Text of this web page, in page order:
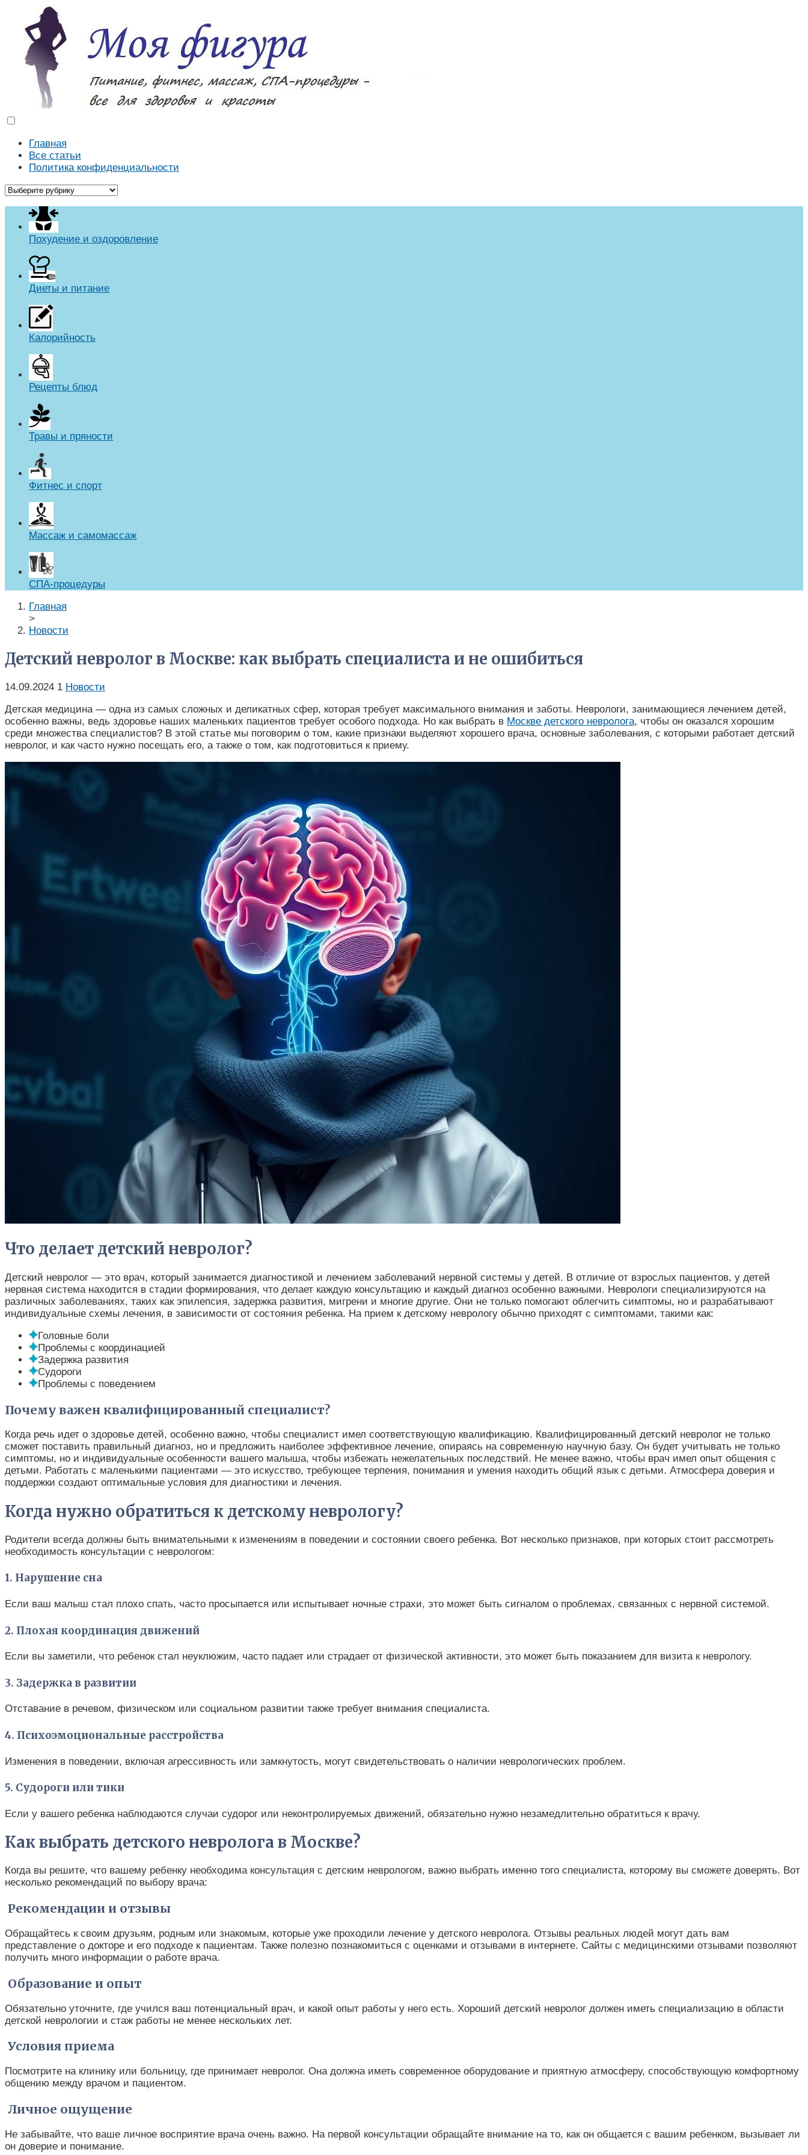
Моя фигура
Как похудеть в домашних условиях. Массаж, диеты, рецепты, фитнес, спа-процедуры
Главная
Все статьи
Политика конфиденциальности
Похудение и оздоровление
Диеты и питание
Калорийность
Рецепты блюд
Травы и пряности
Фитнес и спорт
Массаж и самомассаж
СПА-процедуры
Главная
>
Новости
Детский невролог в Москве: как выбрать специалиста и не ошибиться
14.09.2024 1 Новости
Детская медицина — одна из самых сложных и деликатных сфер, которая требует максимального внимания и заботы. Неврологи, занимающиеся лечением детей,
особенно важны, ведь здоровье наших маленьких пациентов требует особого подхода. Но как выбрать в Москве детского невролога, чтобы он оказался хорошим
среди множества специалистов? В этой статье мы поговорим о том, какие признаки выделяют хорошего врача, основные заболевания, с которыми работает детский
невролог, и как часто нужно посещать его, а также о том, как подготовиться к приему.
Что делает детский невролог?
Детский невролог — это врач, который занимается диагностикой и лечением заболеваний нервной системы у детей. В отличие от взрослых пациентов, у детей
нервная система находится в стадии формирования, что делает каждую консультацию и каждый диагноз особенно важными. Неврологи специализируются на
различных заболеваниях, таких как эпилепсия, задержка развития, мигрени и многие другие. Они не только помогают облегчить симптомы, но и разрабатывают
индивидуальные схемы лечения, в зависимости от состояния ребенка. На прием к детскому неврологу обычно приходят с симптомами, такими как:
Головные боли
Проблемы с координацией
Задержка развития
Судороги
Проблемы с поведением
Почему важен квалифицированный специалист?
Когда речь идет о здоровье детей, особенно важно, чтобы специалист имел соответствующую квалификацию. Квалифицированный детский невролог не только
сможет поставить правильный диагноз, но и предложить наиболее эффективное лечение, опираясь на современную научную базу. Он будет учитывать не только
симптомы, но и индивидуальные особенности вашего малыша, чтобы избежать нежелательных последствий. Не менее важно, чтобы врач имел опыт общения с
детьми. Работать с маленькими пациентами — это искусство, требующее терпения, понимания и умения находить общий язык с детьми. Атмосфера доверия и
поддержки создают оптимальные условия для диагностики и лечения.
Когда нужно обратиться к детскому неврологу?
Родители всегда должны быть внимательными к изменениям в поведении и состоянии своего ребенка. Вот несколько признаков, при которых стоит рассмотреть
необходимость консультации с неврологом:
1. Нарушение сна
Если ваш малыш стал плохо спать, часто просыпается или испытывает ночные страхи, это может быть сигналом о проблемах, связанных с нервной системой.
2. Плохая координация движений
Если вы заметили, что ребенок стал неуклюжим, часто падает или страдает от физической активности, это может быть показанием для визита к неврологу.
3. Задержка в развитии
Отставание в речевом, физическом или социальном развитии также требует внимания специалиста.
4. Психоэмоциональные расстройства
Изменения в поведении, включая агрессивность или замкнутость, могут свидетельствовать о наличии неврологических проблем.
5. Судороги или тики
Если у вашего ребенка наблюдаются случаи судорог или неконтролируемых движений, обязательно нужно незамедлительно обратиться к врачу.
Как выбрать детского невролога в Москве?
Когда вы решите, что вашему ребенку необходима консультация с детским неврологом, важно выбрать именно того специалиста, которому вы сможете доверять. Вот
несколько рекомендаций по выбору врача:
Рекомендации и отзывы
Обращайтесь к своим друзьям, родным или знакомым, которые уже проходили лечение у детского невролога. Отзывы реальных людей могут дать вам
представление о докторе и его подходе к пациентам. Также полезно познакомиться с оценками и отзывами в интернете. Сайты с медицинскими отзывами позволяют
получить много информации о работе врача.
Образование и опыт
Обязательно уточните, где учился ваш потенциальный врач, и какой опыт работы у него есть. Хороший детский невролог должен иметь специализацию в области
детской неврологии и стаж работы не менее нескольких лет.
Условия приема
Посмотрите на клинику или больницу, где принимает невролог. Она должна иметь современное оборудование и приятную атмосферу, способствующую комфортному
общению между врачом и пациентом.
Личное ощущение
Не забывайте, что ваше личное восприятие врача очень важно. На первой консультации обращайте внимание на то, как он общается с вашим ребенком, вызывает ли
он доверие и понимание.